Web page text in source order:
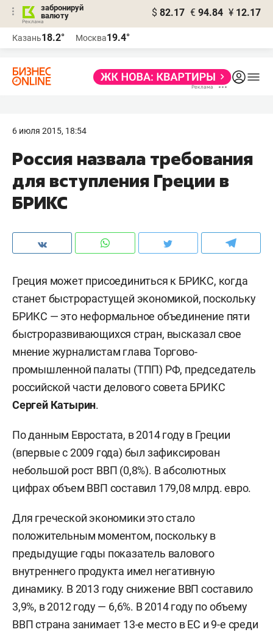
забронируй
валюту
$ 82.17 € 94.84 ¥ 12.17
Казань18.2° Москва19.4°
6 июля 2015, 18:54
Россия назвала требования
для вступления Греции в
БРИКС
Греция может присоединиться к БРИКС, когда
станет быстрорастущей экономикой, поскольку
БРИКС — это неформальное объединение пяти
быстроразвивающихся стран, высказал свое
мнение журналистам глава Торгово-
промышленной палаты (ТПП) РФ, председатель
российской части делового совета БРИКС
Сергей Катырин.
По данным Евростата, в 2014 году в Греции
(впервые с 2009 года) был зафиксирован
небольшой рост ВВП (0,8%). В абсолютных
цифрах объем ВВП составил 179,08 млрд. евро.
Для греческой экономики это стало
положительным моментом, поскольку в
предыдущие годы показатель валового
внутреннего продукта имел негативную
динамику. В 2013 году снижение ВВП составило
3,9%, в 2012 году — 6,6%. В 2014 году по объему
ВВП страна занимает 13-е место в ЕС и 9-е среди